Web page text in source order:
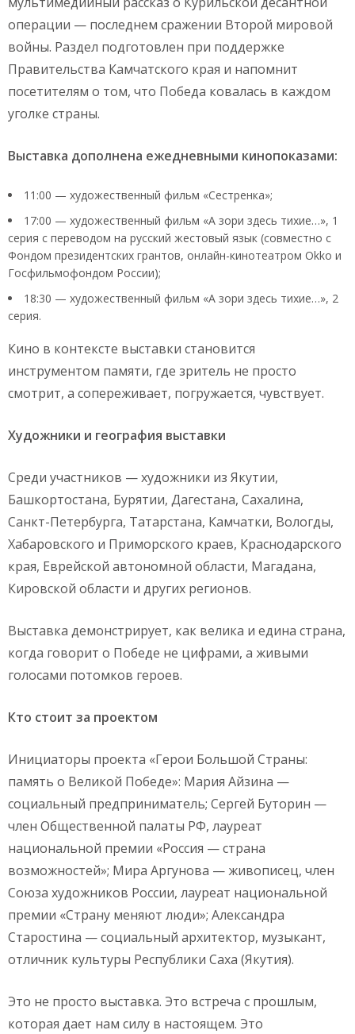
операции — последнем сражении Второй мировой
войны. Раздел подготовлен при поддержке
Правительства Камчатского края и напомнит
посетителям о том, что Победа ковалась в каждом
уголке страны.
Выставка дополнена ежедневными кинопоказами:
11:00 — художественный фильм «Сестренка»;
17:00 — художественный фильм «А зори здесь тихие…», 1
серия с переводом на русский жестовый язык (совместно с
Фондом президентских грантов, онлайн-кинотеатром Okko и
Госфильмофондом России);
18:30 — художественный фильм «А зори здесь тихие…», 2
серия.
Кино в контексте выставки становится
инструментом памяти, где зритель не просто
смотрит, а сопереживает, погружается, чувствует.
Художники и география выставки
Среди участников — художники из Якутии,
Башкортостана, Бурятии, Дагестана, Сахалина,
Санкт-Петербурга, Татарстана, Камчатки, Вологды,
Хабаровского и Приморского краев, Краснодарского
края, Еврейской автономной области, Магадана,
Кировской области и других регионов.
Выставка демонстрирует, как велика и едина страна,
когда говорит о Победе не цифрами, а живыми
голосами потомков героев.
Кто стоит за проектом
Инициаторы проекта «Герои Большой Страны:
память о Великой Победе»: Мария Айзина —
социальный предприниматель; Сергей Буторин —
член Общественной палаты РФ, лауреат
национальной премии «Россия — страна
возможностей»; Мира Аргунова — живописец, член
Союза художников России, лауреат национальной
премии «Страну меняют люди»; Александра
Старостина — социальный архитектор, музыкант,
отличник культуры Республики Саха (Якутия).
Это не просто выставка. Это встреча с прошлым,
которая дает нам силу в настоящем. Это